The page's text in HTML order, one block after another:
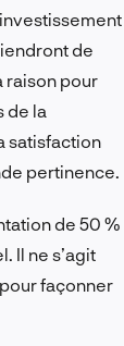
de
raison pour
de la
satisfaction
pertinence.
de 50 %
Il ne s’agit
façonner